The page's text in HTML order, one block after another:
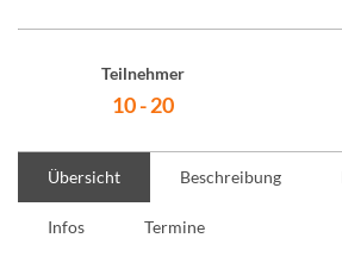
Teilnehmer
10 - 20
Übersicht Beschreibung
Infos Termine